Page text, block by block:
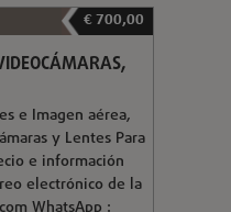
€ 700,00
e Imagen aérea,
y Lentes Para
e información
electrónico de la